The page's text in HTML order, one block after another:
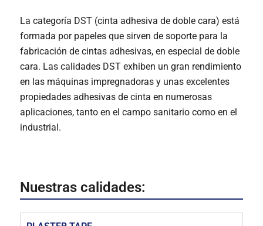
La categoría DST (cinta adhesiva de doble cara) está
formada por papeles que sirven de soporte para la
fabricación de cintas adhesivas, en especial de doble
cara. Las calidades DST exhiben un gran rendimiento
en las máquinas impregnadoras y unas excelentes
propiedades adhesivas de cinta en numerosas
aplicaciones, tanto en el campo sanitario como en el
industrial.
Nuestras calidades: